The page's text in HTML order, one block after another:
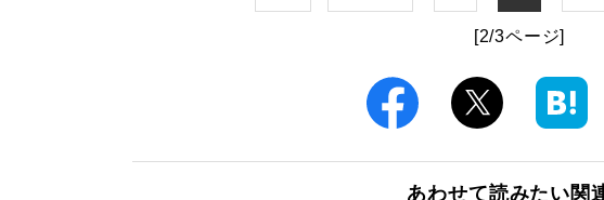
[2/3ページ]
あわせて読みたい関